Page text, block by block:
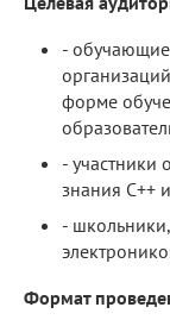
-
форме
- участники
знания С++
-
Формат